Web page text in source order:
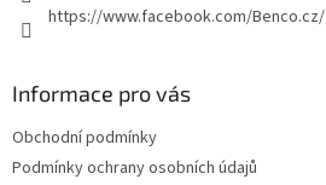
https://www.facebook.com/Benco.cz/
Informace pro vás
Obchodní podmínky
Podmínky ochrany osobních údajů